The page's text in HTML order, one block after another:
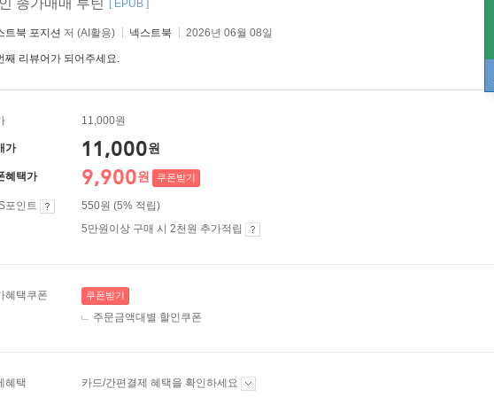
종가매매 루틴 [ EPUB ]
트북 포지션 저 (AI활용) 넥스트북 2026년 06월 08일
째 리뷰어가 되어주세요.
11,000원
가 11,000원
혜택가 9,900원 쿠폰받기
포인트
550원 (5% 적립)
5만원이상 구매 시 2천원 추가적립
혜택쿠폰 쿠폰받기
주문금액대별 할인쿠폰
혜택 카드/간편결제 혜택을 확인하세요